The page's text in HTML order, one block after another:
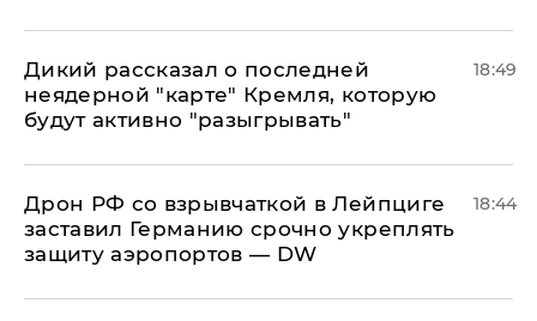
Дикий рассказал о последней
неядерной "карте" Кремля, которую
будут активно "разыгрывать"
18:49
​Дрон РФ со взрывчаткой в Лейпциге
заставил Германию срочно укреплять
защиту аэропортов — DW
18:44